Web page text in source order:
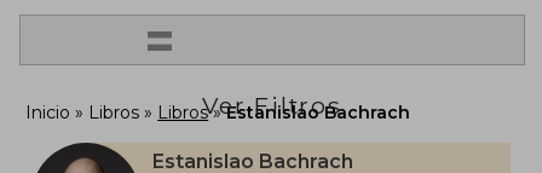
=
Ver Filtros
Inicio Libros Libros Estanislao Bachrach
Estanislao Bachrach